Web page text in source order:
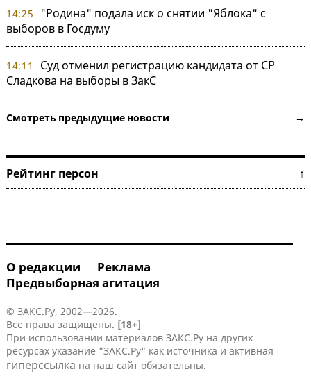
14:25
"Родина" подала иск о снятии "Яблока" с
выборов в Госдуму
14:11
Суд отменил регистрацию кандидата от СР
Сладкова на выборы в ЗакС
Смотреть предыдущие новости →
Рейтинг персон ↑
О редакции
Реклама
Предвыборная агитация
© ЗАКС.Ру, 2002—2026.
Все права защищены. [18+]
При использовании материалов ЗАКС.Ру на других
ресурсах указание "ЗАКС.Ру" как источника и активная
гиперссылка на наш сайт обязательны.